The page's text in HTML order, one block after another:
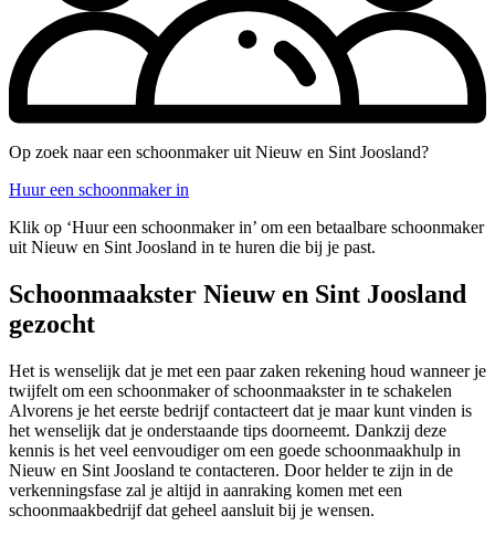
Op zoek naar een schoonmaker uit Nieuw en Sint Joosland?
Huur een schoonmaker in
Klik op ‘Huur een schoonmaker in’ om een betaalbare schoonmaker
uit Nieuw en Sint Joosland in te huren die bij je past.
Schoonmaakster Nieuw en Sint Joosland
gezocht
Het is wenselijk dat je met een paar zaken rekening houd wanneer je
twijfelt om een schoonmaker of schoonmaakster in te schakelen
Alvorens je het eerste bedrijf contacteert dat je maar kunt vinden is
het wenselijk dat je onderstaande tips doorneemt. Dankzij deze
kennis is het veel eenvoudiger om een goede schoonmaakhulp in
Nieuw en Sint Joosland te contacteren. Door helder te zijn in de
verkenningsfase zal je altijd in aanraking komen met een
schoonmaakbedrijf dat geheel aansluit bij je wensen.